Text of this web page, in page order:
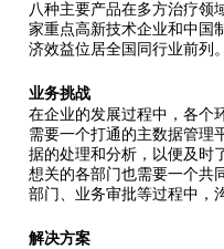
八种主要产品在多方治疗领
家重点高新技术企业和中国
济效益位居全国同行业前列。
业务挑战
在企业的发展过程中，各个
需要一个打通的主数据管理
据的处理和分析，以便及时
想关的各部门也需要一个共
部门、业务审批等过程中，
解决方案